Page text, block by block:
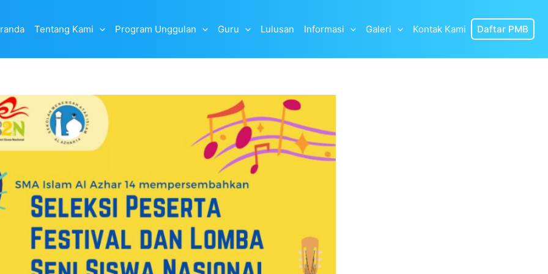
Tentang Kami Program Unggulan Guru Lulusan Informasi Galeri Kontak Kami Daftar PMB